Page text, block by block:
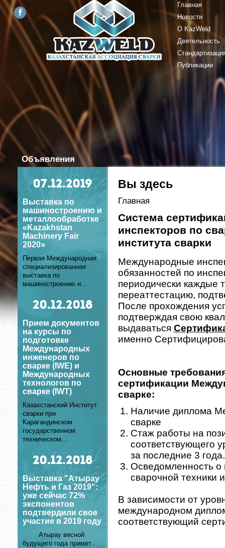
Главная
Новости
О KazWeld
Деятельность
Публикации
Вы здесь
Главная
Система
инспекторов по
института сварки
Международные
обязанностей по
периодически каждые
переаттестацию,
После прохождения
подтверждая свою
выдаваться
именно
Основные
сертификации
сварке:
Наличие диплома
сварке
Стаж работы на
соответствующего
за последние 3 года.
Осведомленность о
сварочной техники
В зависимости от
международном
соответствующий
Объявления
07.12.2019
Выставка по
машиностроению и
металлообработке
«Kazakhstan
Machinery Fair
2020»
Первая Международная
специализированная
выставка по
машиностроению и...
20.12.2018
Прием документов
на курсы по
подготовке
Международных
инженеров по
сварке (IWE) и
Международных
технологов по
сварке (IWT)
Казахстанский Институт
сварки при
Карагандинском
государственном
техническом...
20.12.2018
Выставка "Атырау
Нефть и Газ 2019":
уже сейчас 72%
экспонентов
подтвердили свое
участие в 2019 году
Атырау весной
будущего года примет